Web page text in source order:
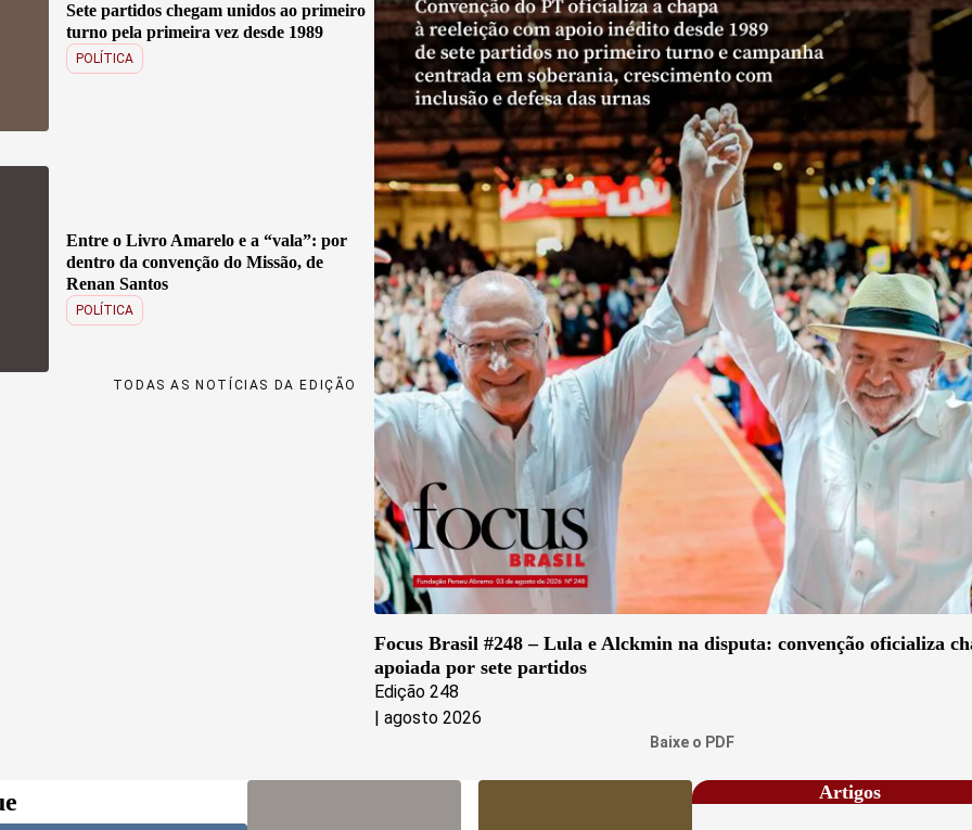
Sete partidos chegam unidos ao primeiro
turno pela primeira vez desde 1989
POLÍTICA
Entre o Livro Amarelo e a “vala”: por
dentro da convenção do Missão, de
Renan Santos
POLÍTICA
TODAS AS NOTÍCIAS DA EDIÇÃO
Focus Brasil #248 – Lula e Alckmin na disputa: convenção oficializa
apoiada por sete partidos
Edição 248
agosto 2026
Baixe o PDF
Artigos